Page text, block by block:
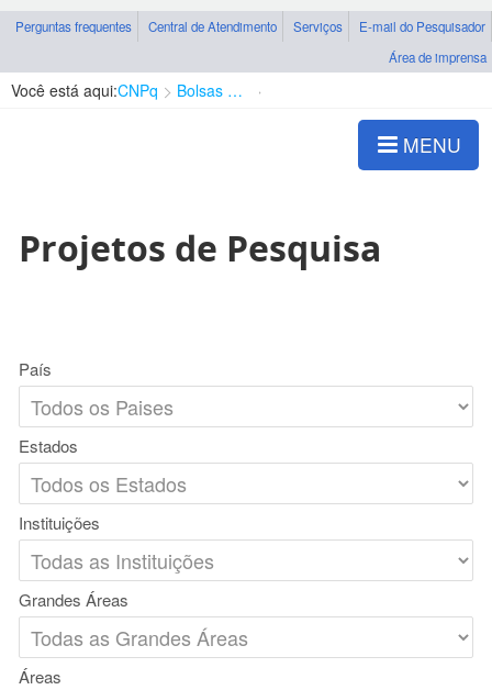
Perguntas frequentes Central de Atendimento Serviços
E-mail do Pesquisador
Área de imprensa
Você está aqui:CNPq Bolsas e Auxílios Vigentes
MENU
Projetos de Pesquisa
País
Estados
Instituições
Grandes Áreas
Áreas